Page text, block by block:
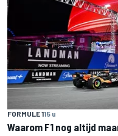
FORMULE 115 u
Waarom F1 nog altijd